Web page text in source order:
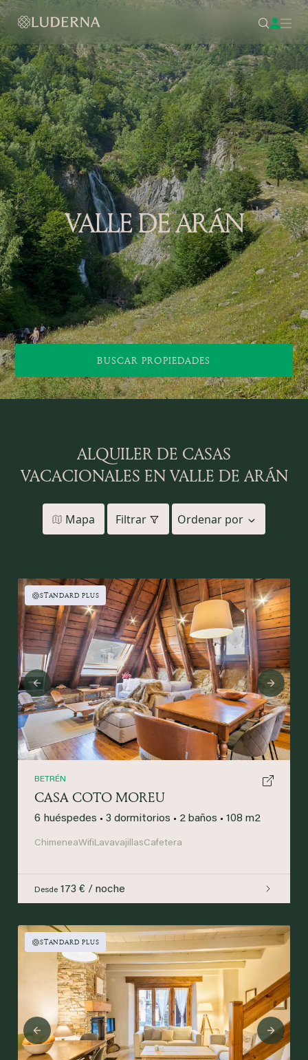
VALLE DE ARÁN
BUSCAR PROPIEDADES
ALQUILER DE CASAS
VACACIONALES EN VALLE DE ARÁN
Mapa Filtrar Ordenar por
STANDARD PLUS
Previous Next
BETRÉN
CASA COTO MOREU
6 huéspedes • 3 dormitorios • 2 baños • 108 m2
ChimeneaWifiLavavajillasCafetera
Desde 173 € / noche
STANDARD PLUS
Previous Next